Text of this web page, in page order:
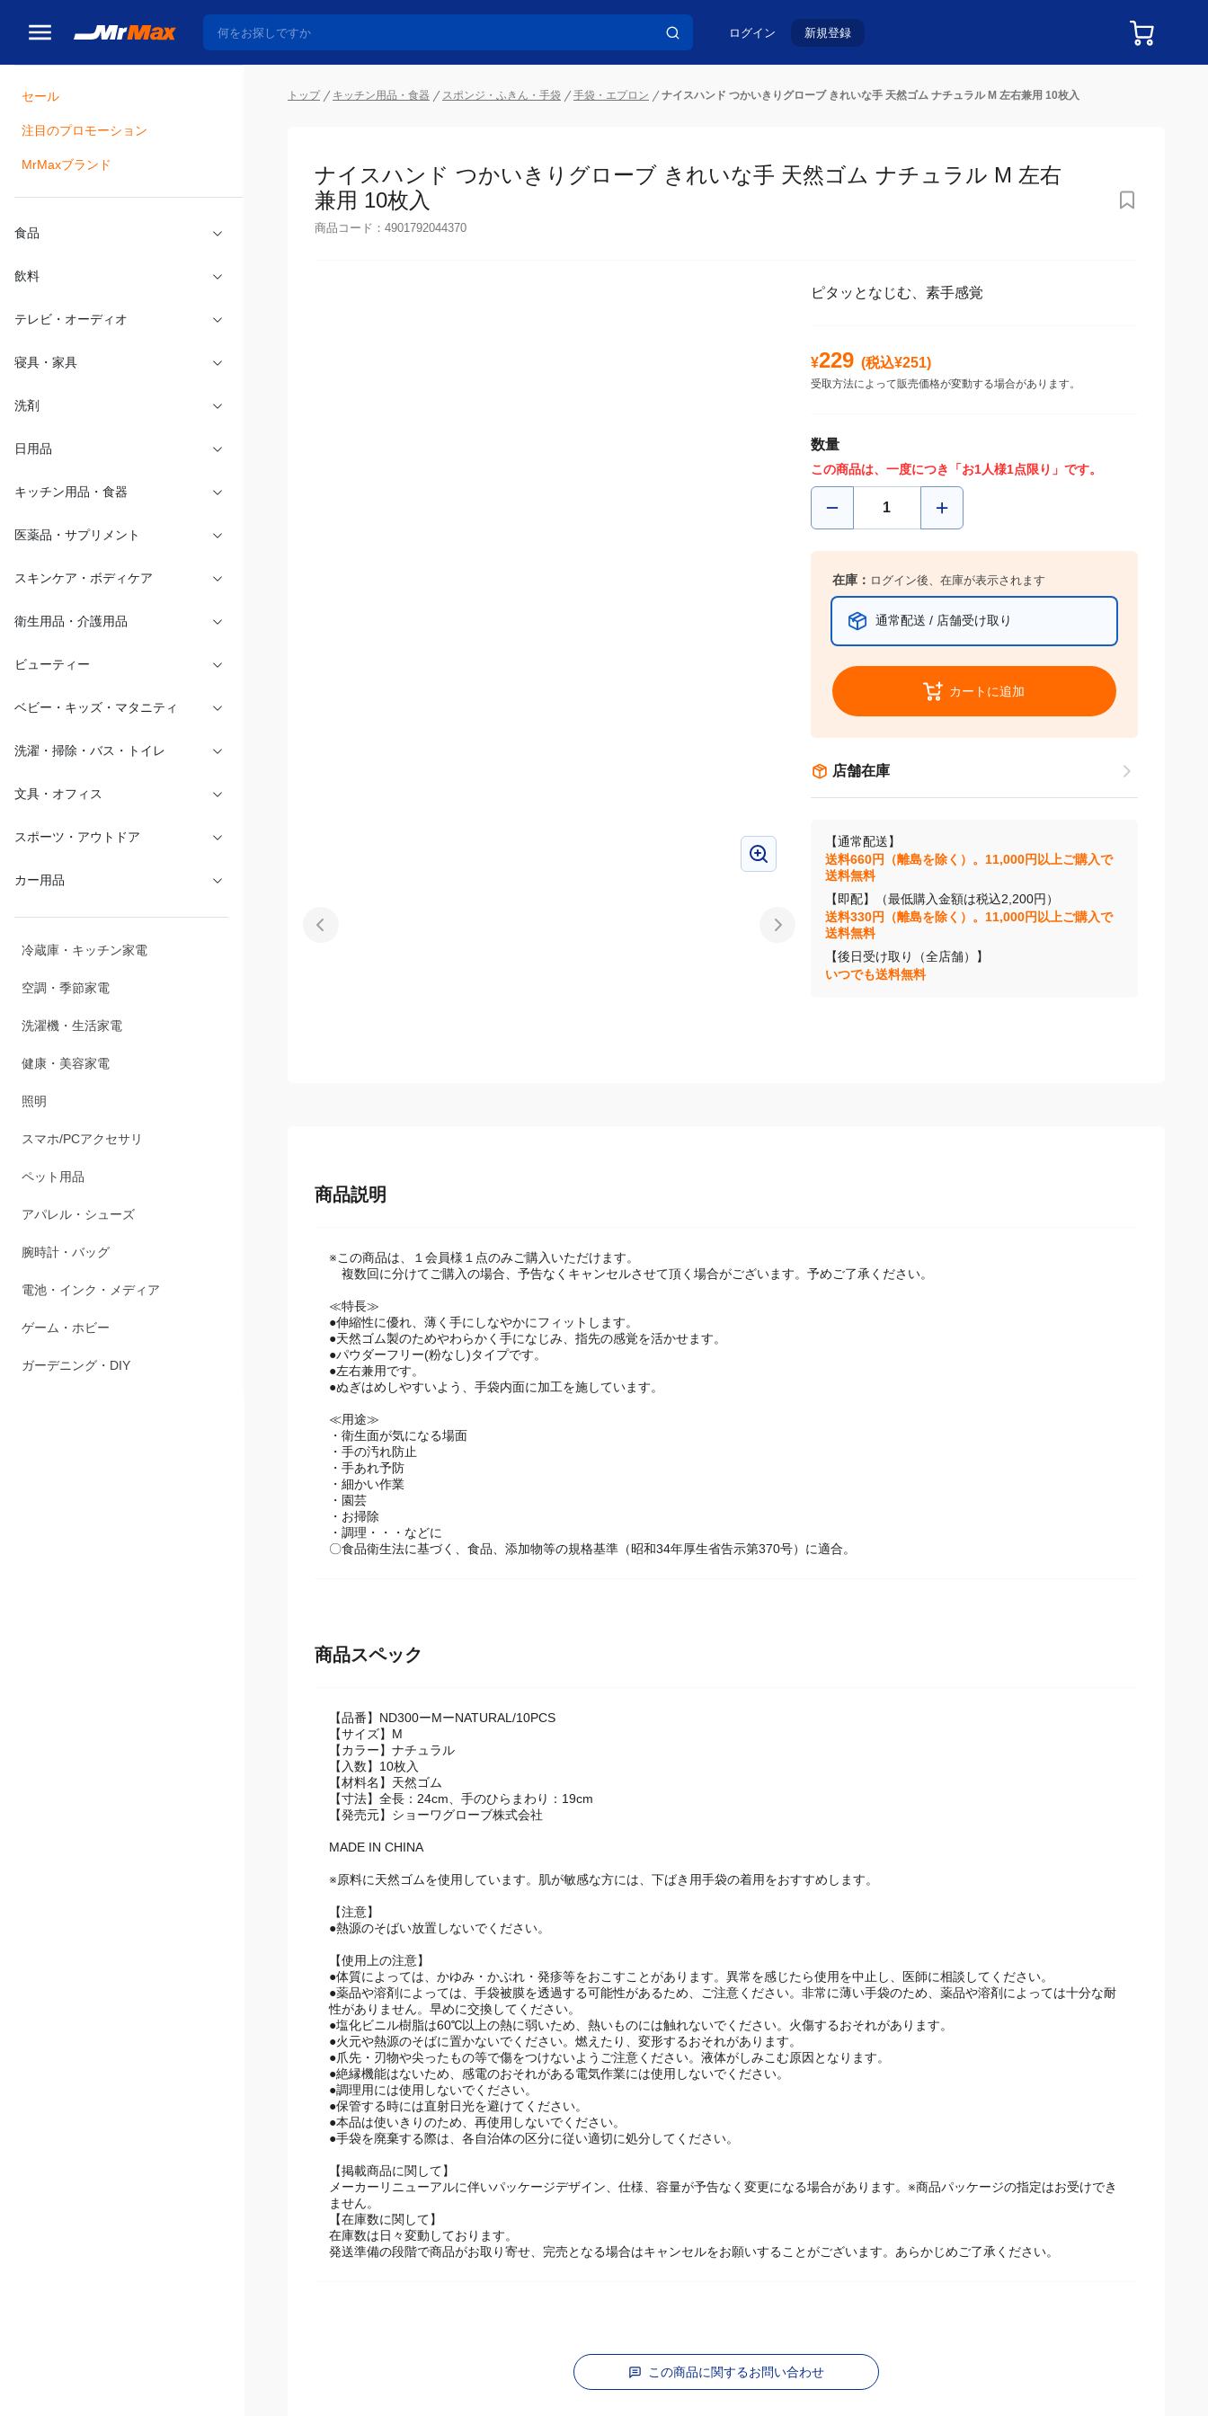
ログイン 新規登録
セール
注目のプロモーション
MrMaxブランド
食品
飲料
テレビ・オーディオ
寝具・家具
洗剤
日用品
カー用品
冷蔵庫・キッチン家電
空調・季節家電
洗濯機・生活家電
健康・美容家電
照明
スマホ/PCアクセサリ
トップ キッチン用品・食器 スポンジ・ふきん・手袋 手袋・エプロン ナイスハンド つかいきりグローブ きれいな手 天然ゴム ナチュラル M 左右兼用 10枚入
ナイスハンド つかいきりグローブ きれいな手 天然ゴム ナチュラル M 左右兼
用 10枚入
商品コード： 4901792044370
ピタッとなじむ、素手感覚
¥229 (税込¥251)
受取方法によって販売価格が変動する場合があります。
数量
この商品は、一度につき「お1人様1点限り」です。
在庫： ログイン後、在庫が表示されます
通常配送 / 店舗受け取り
カートに追加
店舗在庫
【通常配送】
送料660円（離島を除く）。11,000円以上ご購入で
送料無料
【即配】（最低購入金額は税込2,200円）
送料330円（離島を除く）。11,000円以上ご購入で
送料無料
【後日受け取り（全店舗）】
※この商品は、１会員様１点のみご購入いただけます。
≪特長≫
●伸縮性に優れ、薄く手にしなやかにフィットします。
●天然ゴム製のためやわらかく手になじみ、指先の感覚を活かせます。
●パウダーフリー(粉なし)タイプです。
●左右兼用です。
≪用途≫
・衛生面が気になる場面
・手の汚れ防止
・手あれ予防
・細かい作業
・園芸
・お掃除
・調理・・・などに
【品番】ND300ーMーNATURAL/10PCS
【サイズ】M
【カラー】ナチュラル
【入数】10枚入
【材料名】天然ゴム
【寸法】全長：24cm、手のひらまわり：19cm
【注意】
【使用上の注意】
●体質によっては、かゆみ・かぶれ・発疹等をおこすことがあります。異常を感じたら使用を中止し、医師に相談してください。
●薬品や溶剤によっては、手袋被膜を透過する可能性があるため、ご注意ください。非常に薄い手袋のため、薬品や溶剤によっては十分な耐
性がありません。早めに交換してください。
●塩化ビニル樹脂は60℃以上の熱に弱いため、熱いものには触れないでください。火傷するおそれがあります。
●火元や熱源のそばに置かないでください。燃えたり、変形するおそれがあります。
●爪先・刃物や尖ったもの等で傷をつけないようご注意ください。液体がしみこむ原因となります。
●絶縁機能はないため、感電のおそれがある電気作業には使用しないでください。
●調理用には使用しないでください。
●保管する時には直射日光を避けてください。
●本品は使いきりのため、再使用しないでください。
【掲載商品に関して】
メーカーリニューアルに伴いパッケージデザイン、仕様、容量が予告なく変更になる場合があります。※商品パッケージの指定はお受けでき
ません。
【在庫数に関して】
在庫数は日々変動しております。
この商品に関するお問い合わせ